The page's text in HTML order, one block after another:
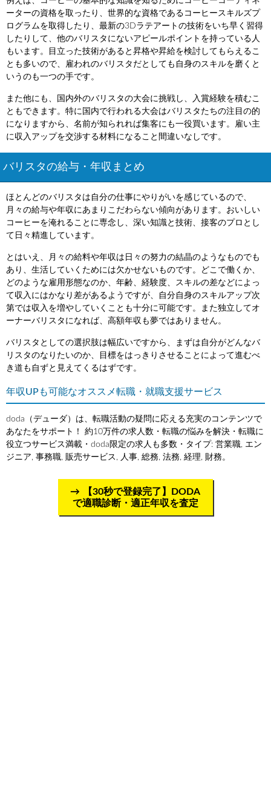
ーターの資格を取ったり、世界的な資格であるコーヒースキルズプ
ログラムを取得したり、最新の3Dラテアートの技術をいち早く習得
したりして、他のバリスタにないアピールポイントを持っている人
もいます。目立った技術があると昇格や昇給を検討してもらえるこ
とも多いので、雇われのバリスタだとしても自身のスキルを磨くと
いうのも一つの手です。
また他にも、国内外のバリスタの大会に挑戦し、入賞経験を積むこ
ともできます。特に国内で行われる大会はバリスタたちの注目の的
になりますから、名前が知られれば集客にも一役買います。雇い主
に収入アップを交渉する材料になること間違いなしです。
バリスタの給与・年収まとめ
ほとんどのバリスタは自分の仕事にやりがいを感じているので、
月々の給与や年収にあまりこだわらない傾向があります。おいしい
コーヒーを淹れることに専念し、深い知識と技術、接客のプロとし
て日々精進しています。
とはいえ、月々の給料や年収は日々の努力の結晶のようなものでも
あり、生活していくためには欠かせないものです。どこで働くか、
どのような雇用形態なのか、年齢、経験度、スキルの差などによっ
て収入にはかなり差があるようですが、自分自身のスキルアップ次
第では収入を増やしていくことも十分に可能です。また独立してオ
ーナーバリスタになれば、高額年収も夢ではありません。
バリスタとしての選択肢は幅広いですから、まずは自分がどんなバ
リスタのなりたいのか、目標をはっきりさせることによって進むべ
き道も自ずと見えてくるはずです。
年収UPも可能なオススメ転職・就職支援サービス
doda（デューダ）は、転職活動の疑問に応える充実のコンテンツで
あなたをサポート！ 約10万件の求人数・転職の悩みを解決・転職に
役立つサービス満載・doda限定の求人も多数・タイプ: 営業職, エン
ジニア, 事務職, 販売サービス, 人事, 総務, 法務, 経理, 財務。
【30秒で登録完了】DODA
で適職診断・適正年収を査定